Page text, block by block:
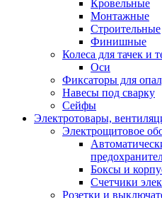
Кровельные
Монтажные
Строительные
Финишные
Колеса для тачек и
Оси
Фиксаторы для
Навесы под сварку
Сейфы
Электротовары,
Электрощитовое
Боксы и
Счетчики
Розетки и